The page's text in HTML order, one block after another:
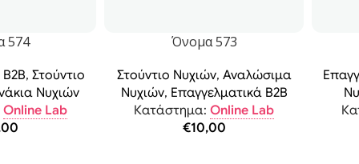
574
,Στούντιο
Νυχιών
Online Lab
Όνομα 573
Στούντιο Νυχιών, Αναλώσιμα
Νυχιών, Επαγγελματικά B2B
Κατάστημα:Online Lab
€10,00